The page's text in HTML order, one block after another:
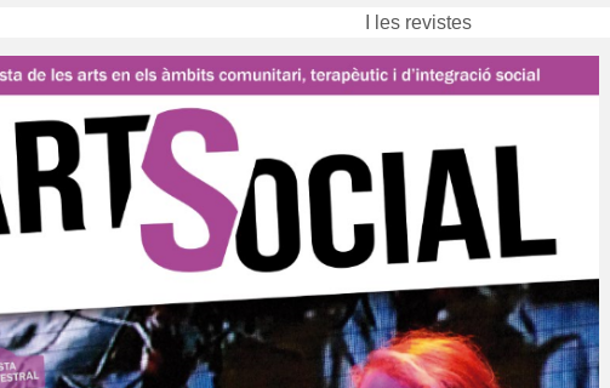
I les revistes